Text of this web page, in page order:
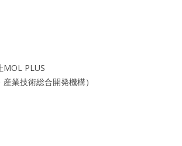
MOL PLUS
業技術総合開発機構）